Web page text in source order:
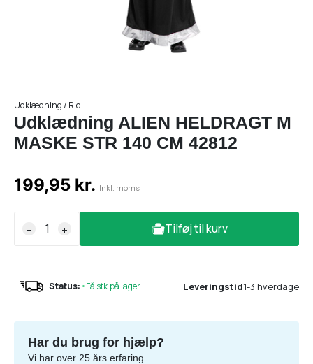
Udklædning / Rio
Udklædning ALIEN HELDRAGT M
MASKE STR 140 CM 42812
199,95 kr. Inkl. moms
- + Tilføj til kurv
Status: •Få stk.på lager Leveringstid1-3 hverdage
Har du brug for hjælp?
Vi har over 25 års erfaring